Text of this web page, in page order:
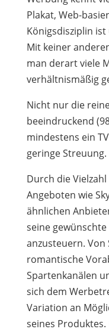
Plakat, Web-
Königsdisziplin
Mit keiner
man derart viele
verhältnismäßig
Nicht nur die
beeindruckend
mindestens ein
geringe Streuung.
Durch die
Angeboten wie
ähnlichen
seine
anzusteuern.
romantische
Spartenkanälen
sich dem
Variation an
seines